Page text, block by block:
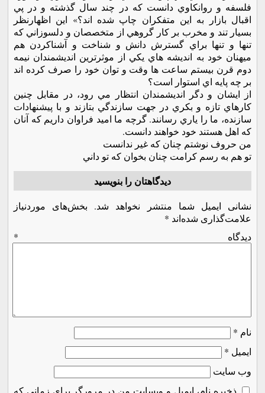
فلسفه و روانکاوي دانست که در چند سال گذشته و در پي
اقبال بازار به اين متفکران چاپ شده اند؟» اين اظهارنظر
بسيار تند و مخرب بر کار گروهي از متخصصان و دلسوزاني که
تنها و تنها براي گسترش دانش و شناخت و آشناکردن هم
ميهنان خود به انديشه هاي يکي از موثرترين انديشمندان نيمه
دوم قرن بيستم ساعت ها وقت و توان خود را صرف کرده اند
بر چه پايه اي استوار است؟
از ايشان و دگر انديشمندان انتظار مي رود، در مقابل چنين
کارهاي تازه و بکري در جهت سازندگي بتازند و با پيشنهادات
سازنده، ما را ياري رسانند. گرچه ما اميد فراوان داريم که آنان
که اهل هستند خود خواهند دانست.
من حروف نوشتم چنان که غير ندانست
تو هم به رسم کرامت چنان بخوان که تو داني
دیدگاهتان را بنویسید
نشانی ایمیل شما منتشر نخواهد شد.
بخش‌های موردنیاز
علامت‌گذاری شده‌اند *
دیدگاه *
نام *
ایمیل *
وب‌ سایت
ذخیره نام، ایمیل و وبسایت من در مرورگر برای زمانی که